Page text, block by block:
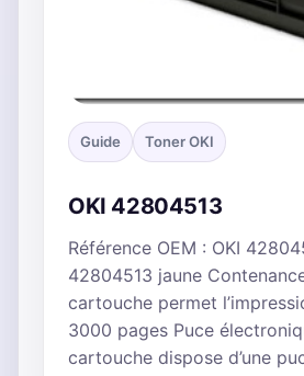
Guide Toner OKI
OKI 42804513
Référence OEM : OKI
42804513 jaune
cartouche permet
3000 pages Puce
cartouche dispose d’une